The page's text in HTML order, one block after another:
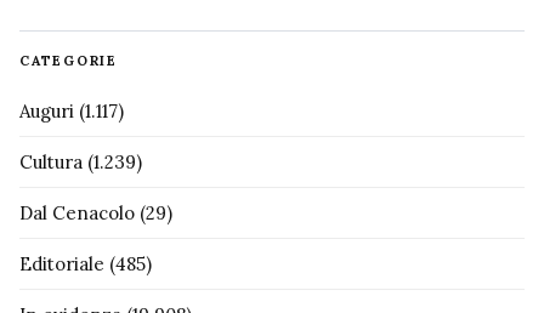
CATEGORIE
Auguri (1.117)
Cultura (1.239)
Dal Cenacolo (29)
Editoriale (485)